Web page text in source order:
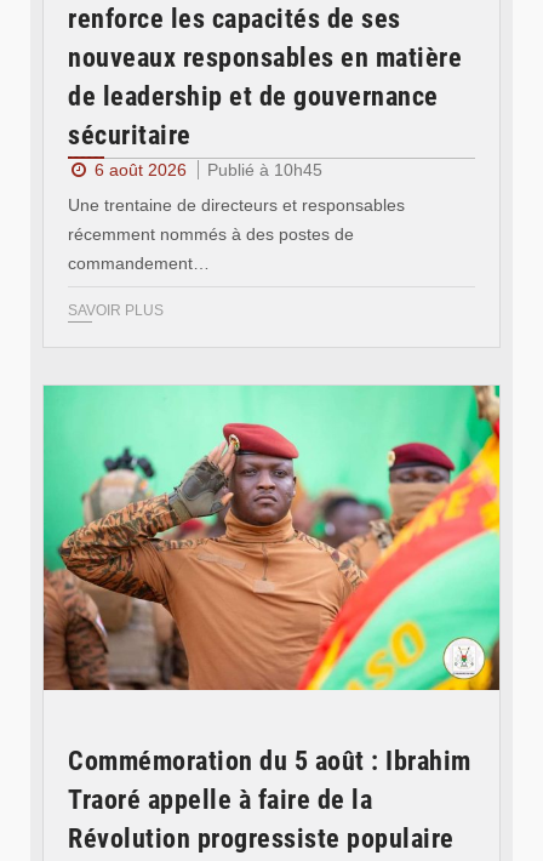
renforce les capacités de ses
nouveaux responsables en matière
de leadership et de gouvernance
sécuritaire
6 août 2026
Publié à 10h45
Une trentaine de directeurs et responsables
récemment nommés à des postes de
commandement…
SAVOIR PLUS
Commémoration du 5 août : Ibrahim
Traoré appelle à faire de la
Révolution progressiste populaire